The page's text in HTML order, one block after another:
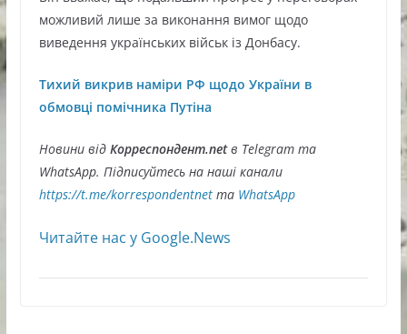
можливий лише за виконання вимог щодо
виведення українських військ із Донбасу.
Тихий викрив наміри РФ щодо України в
обмовці помічника Путіна
Новини відКорреспондент.netв Telegram та
WhatsApp. Підписуйтесь на наші канали
https://t.me/korrespondentnetта WhatsApp
Читайте нас у Google.News